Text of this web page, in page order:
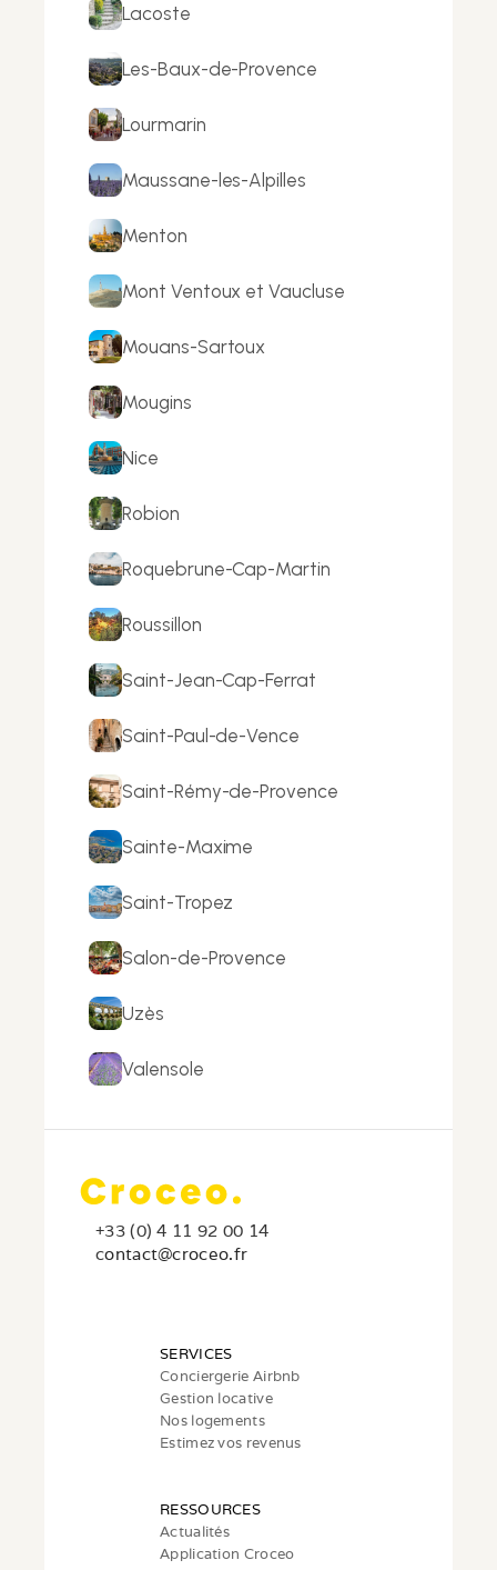
Lacoste
Les-Baux-de-Provence
Lourmarin
Maussane-les-Alpilles
Menton
Mont Ventoux et Vaucluse
Mouans-Sartoux
Mougins
Nice
Robion
Roquebrune-Cap-Martin
Roussillon
Saint-Jean-Cap-Ferrat
Saint-Paul-de-Vence
Saint-Rémy-de-Provence
Sainte-Maxime
Saint-Tropez
Salon-de-Provence
Uzès
Valensole
+33 (0) 4 11 92 00 14
contact@croceo.fr
SERVICES
Conciergerie Airbnb
Gestion locative
Nos logements
Estimez vos revenus
RESSOURCES
Actualités
Application Croceo